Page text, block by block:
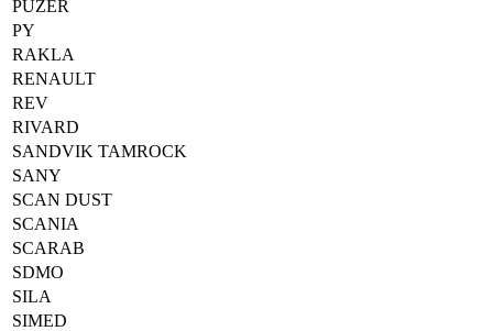
PUZER
PY
RAKLA
RENAULT
REV
RIVARD
SANDVIK TAMROCK
SANY
SCAN DUST
SCANIA
SCARAB
SDMO
SILA
SIMED